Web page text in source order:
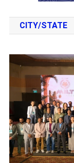
CITY/STATE